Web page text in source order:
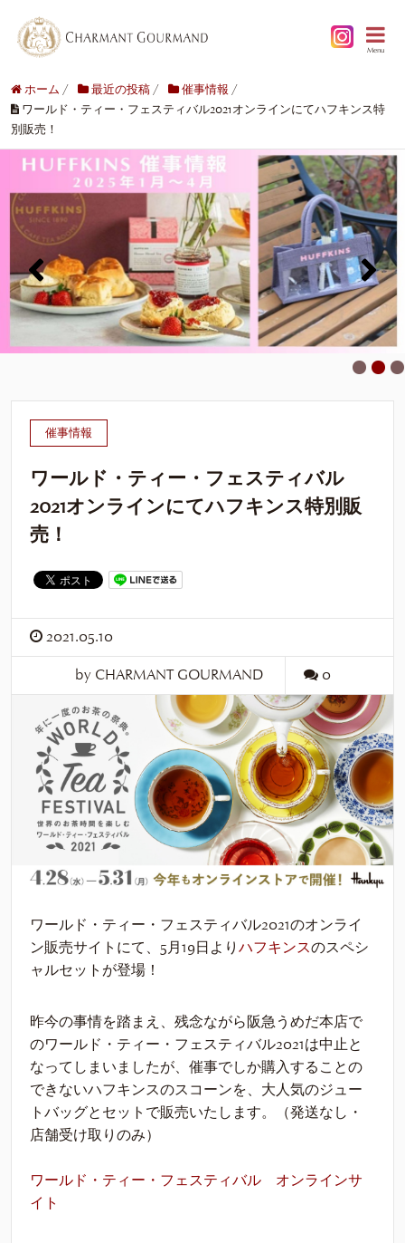
Menu
ホーム / 最近の投稿 / 催事情報 /
ワールド・ティー・フェスティバル2021オンラインにてハフキンス特
別販売！
催事情報
ワールド・ティー・フェスティバル
2021オンラインにてハフキンス特別販
売！
2021.05.10
by CHARMANT GOURMAND 0
ワールド・ティー・フェスティバル2021のオンライ
ン販売サイトにて、5月19日より ハフキンスのスペシ
ャルセットが登場！
昨今の事情を踏まえ、残念ながら阪急うめだ本店で
のワールド・ティー・フェスティバル2021は中止と
なってしまいましたが、催事でしか購入することの
できないハフキンスのスコーンを、大人気のジュー
トバッグとセットで販売いたします。（発送なし・
店舗受け取りのみ）
ワールド・ティー・フェスティバル オンラインサ
イト